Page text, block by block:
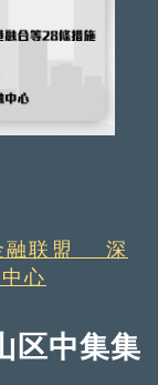
融联盟 深
心
区中集集